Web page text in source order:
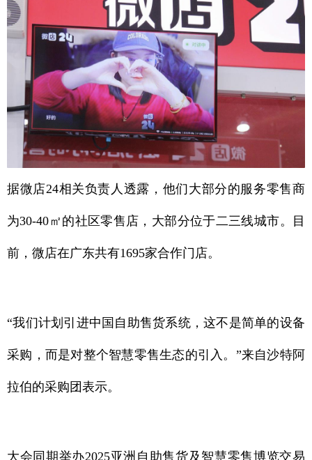
据微店24相关负责人透露，他们大部分的服务零售商
为30-40㎡的社区零售店，大部分位于二三线城市。目
前，微店在广东共有1695家合作门店。
“我们计划引进中国自助售货系统，这不是简单的设备
采购，而是对整个智慧零售生态的引入。”来自沙特阿
拉伯的采购团表示。
大会同期举办2025亚洲自助售货及智慧零售博览交易